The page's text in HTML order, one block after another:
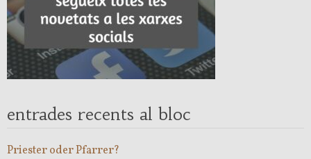
entrades recents al bloc
Priester oder Pfarrer?